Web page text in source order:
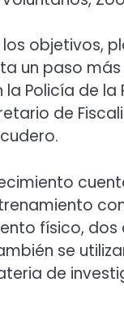
objetivos,
un paso
Policía de la
de
físico, dos
se
de